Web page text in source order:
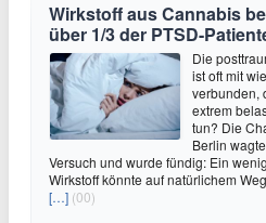
Wirkstoff aus Cannabis
über 1/3 der PTSD-
Die
ist oft mit
verbunden,
extrem
tun? Die
Berlin
Versuch und wurde fündig: Ein
Wirkstoff könnte auf natürlichem
[…] (00)